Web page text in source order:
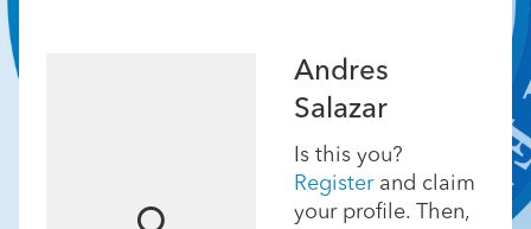
Andres
Salazar
Is this you?
Registerand claim
your profile. Then,